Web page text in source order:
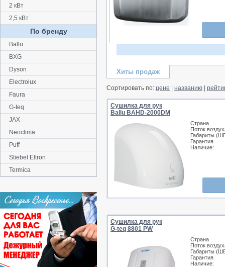
Хиты продаж
Сортировать по: цене названию
Сушилка для рук
Ballu BAHD-2000DM
Страна
Поток
Габариты
Гарантия
Наличие:
Сушилка для рук
G-teq 8801 PW
Страна
Поток
Габариты
Гарантия
Наличие:
2 кВт
2,5 кВт
По бренду
Ballu
BXG
Dyson
Electrolux
Faura
G-teq
JAX
Neoclima
Puff
Stiebel Eltron
Termica